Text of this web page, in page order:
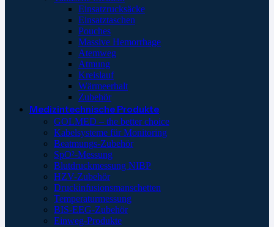
Einsatzrucksäcke
Einsatztaschen
Pouches
Massive Hemorrhage
Atemweg
Atmung
Kreislauf
Wärmeerhalt
Zubehör
Medizintechnische Produkte
GOLMED – the better choice
Kabelsysteme für Monitoring
Beatmungs-Zubehör
SpO²-Messung
Blutdruckmessung NIBP
HZV-Zubehör
Druckinfusionsmanschetten
Temperaturmessung
BIS-EEG-Zubehör
Einweg-Produkte